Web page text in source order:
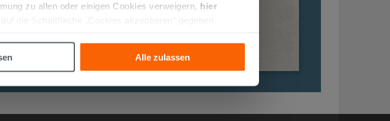
zu allen oder einigen Cookies verweigern, hier
die Schaltfläche „Cookies akzeptieren“ gegeben
Alle zulassen